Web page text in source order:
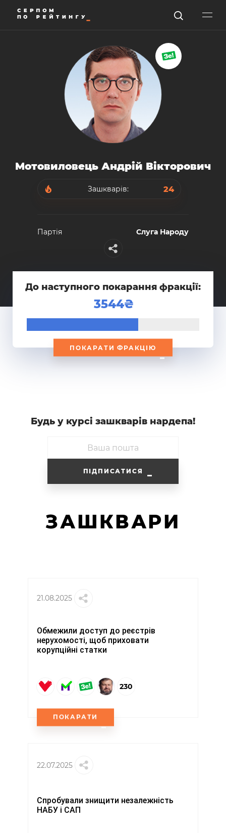
Мотовиловець Андрій Вікторович
Зашкварів: 24
Партiя Слуга Народу
До наступного покарання фракції:
3544
ПОКАРАТИ ФРАКЦІЮ
Будь у курсi зашкварiв нардепа!
ПІДПИСАТИСЯ
ЗАШКВАРИ
21.08.2025
Обмежили доступ до реєстрів
нерухомості, щоб приховати
корупційні статки
230
ПОКАРАТИ
22.07.2025
Спробували знищити незалежність
НАБУ і САП